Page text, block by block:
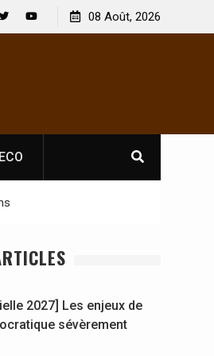
2027] Les enjeux de
sévèrement touchés ?
08 Août, 2026
ECO
2027] Les enjeux de
sévèrement